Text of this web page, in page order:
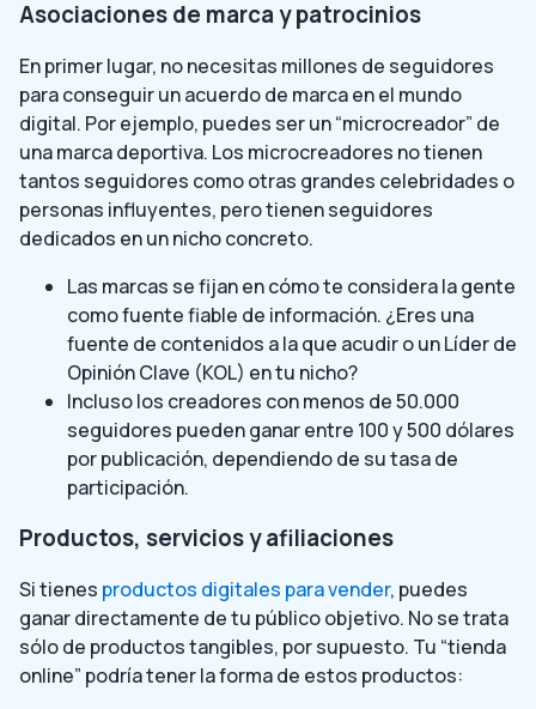
Asociaciones de marca y patrocinios
En primer lugar, no necesitas millones de seguidores
para conseguir un acuerdo de marca en el mundo
digital. Por ejemplo, puedes ser un “microcreador” de
una marca deportiva. Los microcreadores no tienen
tantos seguidores como otras grandes celebridades o
personas influyentes, pero tienen seguidores
dedicados en un nicho concreto.
Las marcas se fijan en cómo te considera la gente
como fuente fiable de información. ¿Eres una
fuente de contenidos a la que acudir o un Líder de
Opinión Clave (KOL) en tu nicho?
Incluso los creadores con menos de 50.000
seguidores pueden ganar entre 100 y 500 dólares
por publicación, dependiendo de su tasa de
participación.
Productos, servicios y afiliaciones
Si tienes productos digitales para vender, puedes
ganar directamente de tu público objetivo. No se trata
sólo de productos tangibles, por supuesto. Tu “tienda
online” podría tener la forma de estos productos: